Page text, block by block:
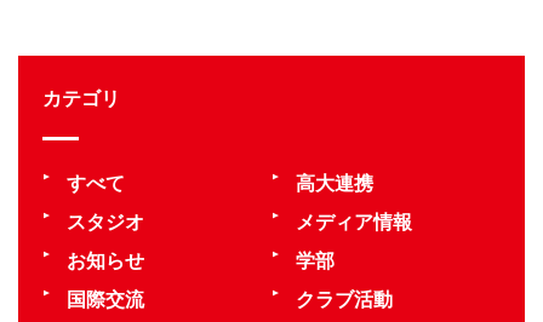
カテゴリ
すべて
高大連携
スタジオ
メディア情報
お知らせ
学部
国際交流
クラブ活動